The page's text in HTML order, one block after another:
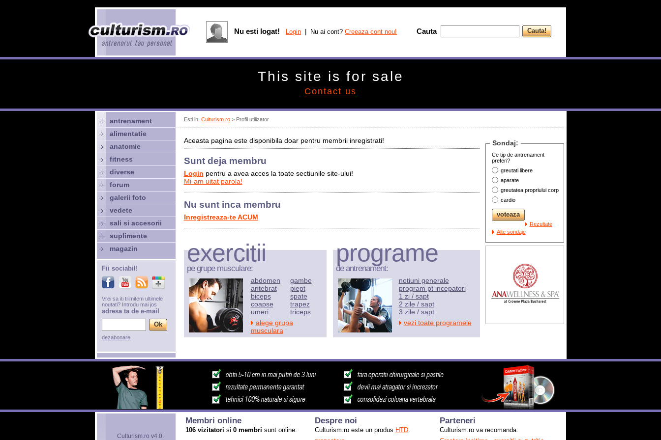
Esti in: Culturism.ro> Profil utilizator
Aceasta pagina este disponibila doar pentru membrii inregistrati!
Sunt deja membru
Login pentru a avea acces la toate sectiunile site-ului!
Mi-am uitat parola!
Nu sunt inca membru
Inregistreaza-te ACUM
Sondaj:
Ce tip de antrenament
preferi?
greutati libere
aparate
greutatea propriului corp
cardio
Rezultate
Alte sondaje
exercitii
pe grupe musculare:
abdomen
antebrat
biceps
coapse
umeri
gambe
piept
spate
trapez
triceps
alege grupa
musculara
programe
de antrenament:
notiuni generale
program pt incepatori
1 zi / sapt
2 zile / sapt
3 zile / sapt
vezi toate programele
antrenament
alimentatie
anatomie
fitness
diverse
forum
galerii foto
vedete
sali si accesorii
suplimente
magazin
Fii sociabil!
Vrei sa iti trimitem ultimele
noutati? Introdu mai jos
adresa ta de e-mail
dezabonare
Culturism.ro v4.0.
Membri online
106 vizitatori si 0 membri sunt online:
Despre noi
Culturism.ro este un produs HTD.
Parteneri
Culturism.ro va recomanda:
Nu esti logat! Login | Nu ai cont? Creeaza cont nou! Cauta
This site is for sale
Contact us